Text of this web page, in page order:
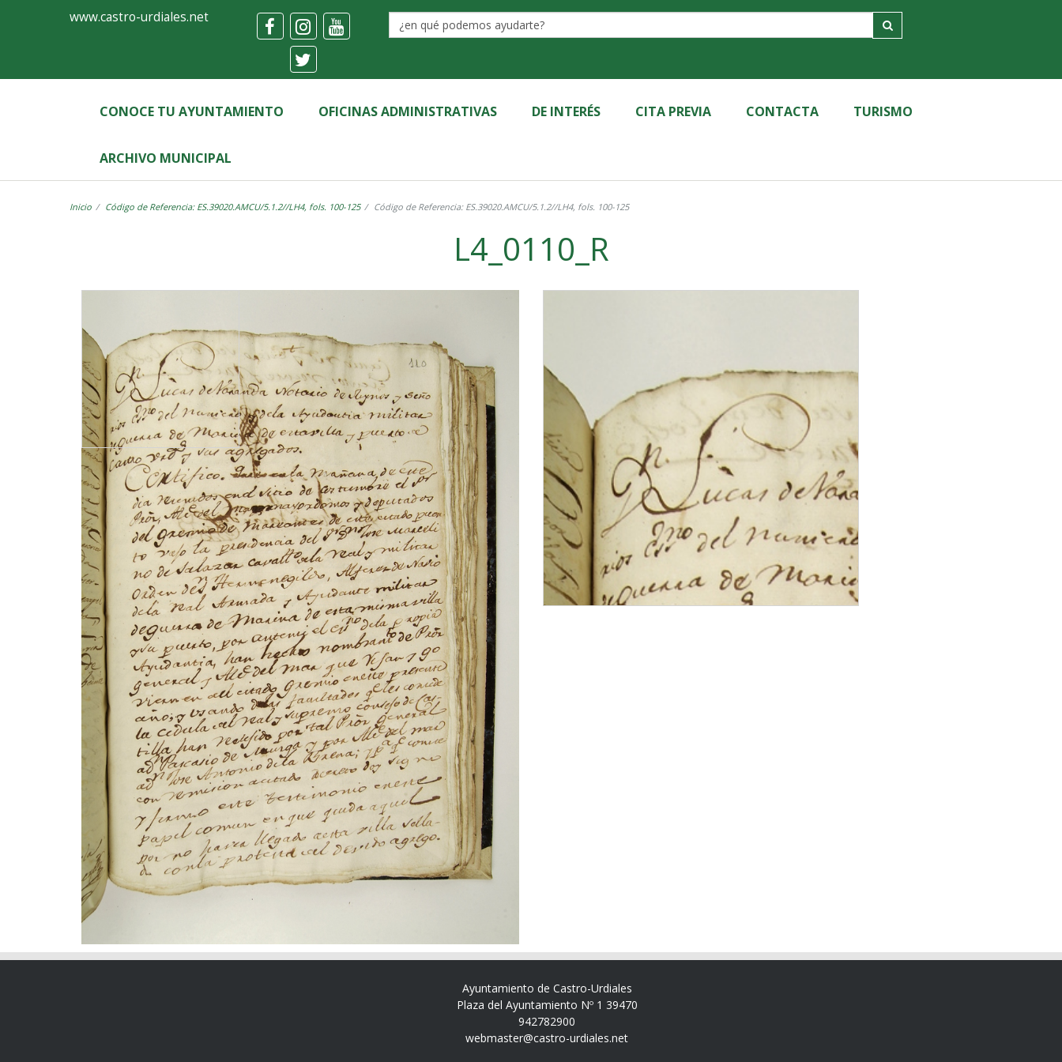
Ayuntamiento
Castro-
Urdiales
www.castro-urdiales.net
CONOCE TU AYUNTAMIENTO OFICINAS ADMINISTRATIVAS DE INTERÉS CITA PREVIA CONTACTA TURISMO
ARCHIVO MUNICIPAL
Inicio Código de Referencia: ES.39020.AMCU/5.1.2//LH4, fols. 100-125 Código de Referencia: ES.39020.AMCU/5.1.2//LH4, fols. 100-125
L4_0110_R
Ayuntamiento de Castro-Urdiales
Plaza del Ayuntamiento Nº 1 39470
942782900
webmaster@castro-urdiales.net